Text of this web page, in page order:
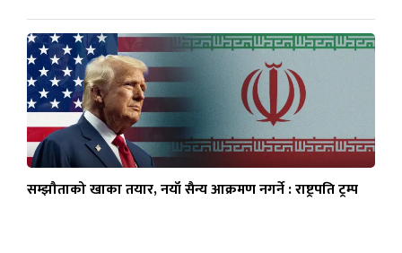
सम्झौताको खाका तयार, नयाँ सैन्य आक्रमण नगर्ने : राष्ट्रपति ट्रम्प